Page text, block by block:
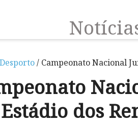
Desporto/ Campeonato Nacional
dos